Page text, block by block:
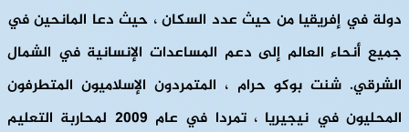
دولة في إفريقيا من حيث عدد السكان ، حيث دعا المانحين في
جميع أنحاء العالم إلى دعم المساعدات الإنسانية في الشمال
الشرقي. شنت بوكو حرام ، المتمردون الإسلاميون المتطرفون
المحليون في نيجيريا ، تمردا في عام 2009 لمحاربة التعليم